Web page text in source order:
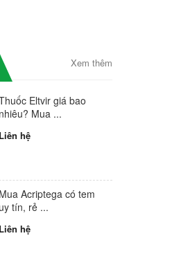
Xem thêm
Eltvir giá bao
nhiêu? Mua ...
Liên hệ
Mua Acriptega có tem
uy tín, rẻ ...
Liên hệ